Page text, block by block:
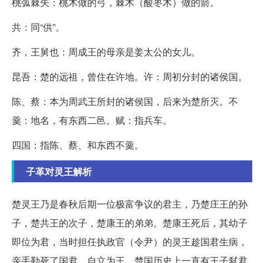
共：同“供”。
齐，王舅也：周成王的母亲是姜太公的女儿。
昆吾：楚的远祖，曾住在许地。许：周初分封的诸侯国。
陈、蔡：本为周武王所封的诸侯国，后来为楚所灭。不
羹：地名，有东西二邑。赋：指兵车。
四国：指陈、蔡、和东西不羹。
子革对灵王解析
楚灵王乃是春秋后期一位极富争议的君主，乃楚庄王的孙
子，楚共王的次子，楚康王的弟弟。楚康王死后，其幼子
即位为君，当时担任执政官（令尹）的灵王趁国君生病，
亲手勒死了国君，自立为王。楚国历史上一直有王子弑君